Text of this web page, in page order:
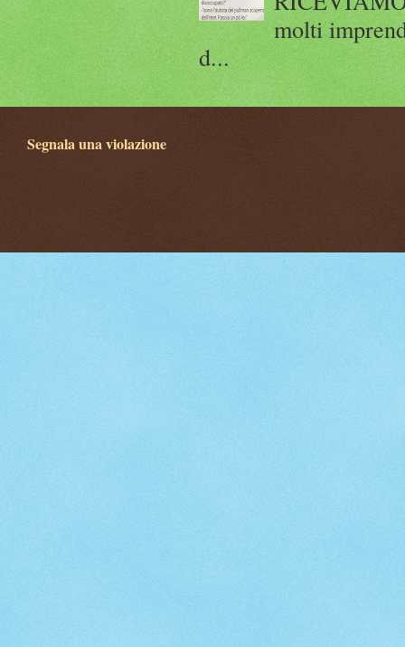
molti
d...
Segnala una violazione